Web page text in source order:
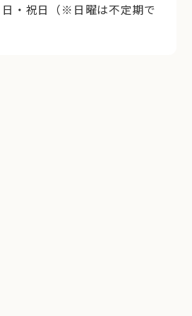
・祝日（※日曜は不定期で